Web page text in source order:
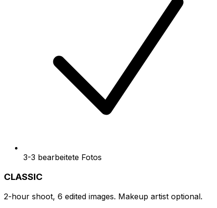
3-3 bearbeitete Fotos
CLASSIC
2-hour shoot, 6 edited images. Makeup artist optional.